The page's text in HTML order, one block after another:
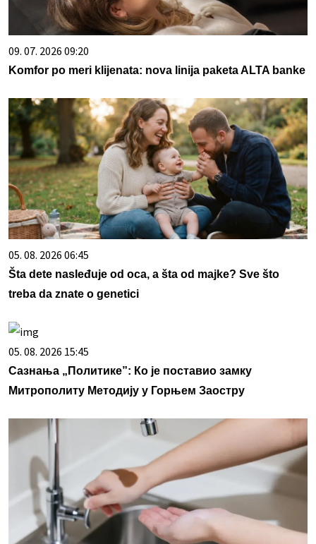
09. 07. 2026 09:20
Komfor po meri klijenata: nova linija paketa ALTA banke
05. 08. 2026 06:45
Šta dete nasleđuje od oca, a šta od majke? Sve što
treba da znate o genetici
05. 08. 2026 15:45
Сазнања „Политике”: Ко је поставио замку
Митрополиту Методију у Горњем Заостру